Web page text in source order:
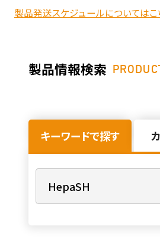
製品発送スケジュールについてはこ
製品情報検索
キーワードで探す